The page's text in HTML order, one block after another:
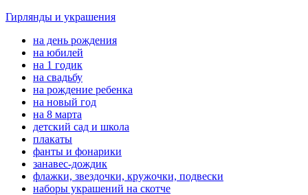
Гирлянды и украшения
на день рождения
на юбилей
на 1 годик
на свадьбу
на рождение ребенка
на новый год
на 8 марта
детский сад и школа
плакаты
фанты и фонарики
занавес-дождик
флажки, звездочки, кружочки, подвески
наборы украшений на скотче